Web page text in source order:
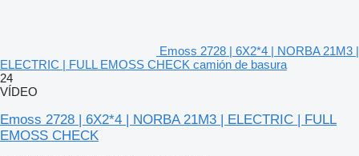
Emoss 2728 | 6X2*4 | NORBA 21M3 |
ELECTRIC | FULL EMOSS CHECK camión de basura
24
VÍDEO
Emoss 2728 | 6X2*4 | NORBA 21M3 | ELECTRIC | FULL
EMOSS CHECK